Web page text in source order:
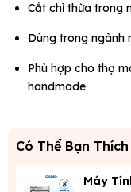
Cắt chỉ thừa trong
Dùng trong ngành
Phù hợp cho thợ
handmade
Có Thể Bạn Thích
Máy